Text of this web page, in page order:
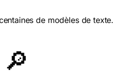
et originalde modèles de texte.
🔎